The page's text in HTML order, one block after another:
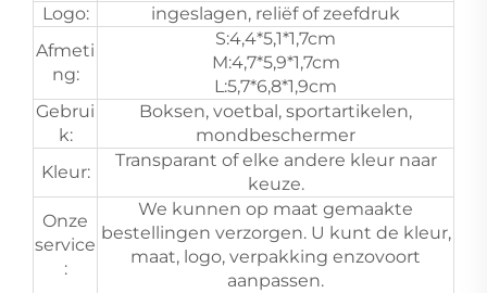
Logo:
ingeslagen, reliëf of zeefdruk
Afmeti
ng:
S:4,4*5,1*1,7cm
M:4,7*5,9*1,7cm
L:5,7*6,8*1,9cm
Gebrui
k:
Boksen, voetbal, sportartikelen,
mondbeschermer
Kleur:
Transparant of elke andere kleur naar
keuze.
Onze
service
:
We kunnen op maat gemaakte
bestellingen verzorgen. U kunt de kleur,
maat, logo, verpakking enzovoort
aanpassen.